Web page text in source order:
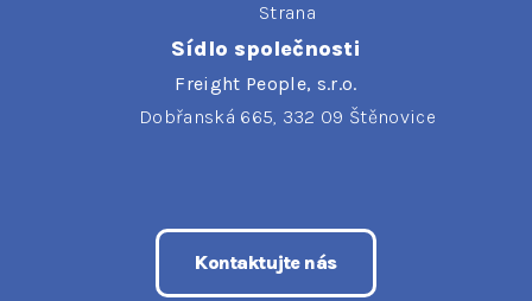
Strana
Sídlo společnosti
Freight People, s.r.o.
Dobřanská 665, 332 09 Štěnovice
Kontaktujte nás